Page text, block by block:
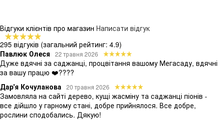
Відгуки клієнтів про магазин Написати відгук
295 відгуків (загальний рейтинг: 4.9)
Павлюк Олеся
22 травня 2026
Дуже вдячні за саджанці, процвітання вашому Мегасаду, вдячні
за вашу працю ❤️????
Дар'я Кочуланова
20 травня 2026
Замовляла на сайті дерево, кущі жасміну та саджанці піонів -
все дійшло у гарному стані, добре прийнялося. Все добре,
рослини сподобались. Дякую!